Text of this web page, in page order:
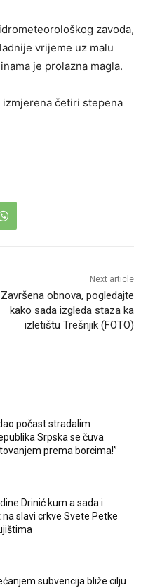
zavoda,
vrijeme uz malu
je prolazna magla.
izmjerena četiri stepena
Next article
Završena obnova, pogledajte
kako sada izgleda staza ka
izletištu Trešnjik (FOTO)
počast stradalim
Srpska se čuva
prema borcima!”
Drinić kum a sada i
slavi crkve Svete Petke
subvencija bliže cilju